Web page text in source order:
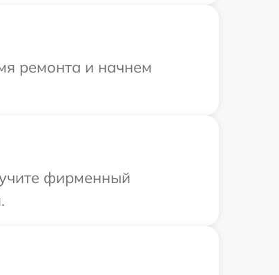
ремонта и начнем
фирменный